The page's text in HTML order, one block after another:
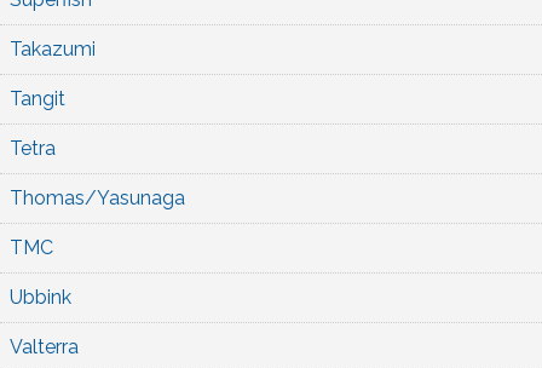
Takazumi
Tangit
Tetra
Thomas/Yasunaga
TMC
Ubbink
Valterra